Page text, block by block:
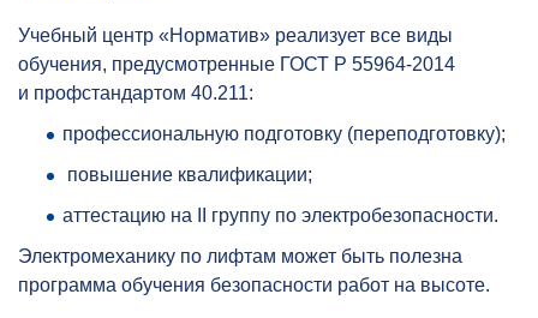
Учебный центр «Норматив» реализует все виды
обучения, предусмотренные ГОСТ Р 55964-2014
и профстандартом 40.211:
профессиональную подготовку (переподготовку);
повышение квалификации;
аттестацию на II группу по электробезопасности.
Электромеханику по лифтам может быть полезна
программа обучения безопасности работ на высоте.